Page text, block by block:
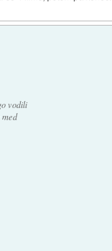
vodili